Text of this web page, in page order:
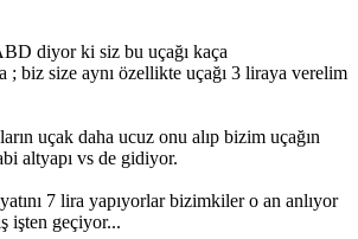
diyor ki siz bu uçağı kaça
; biz size aynı özellikte uçağı 3 liraya verelim
uçak daha ucuz onu alıp bizim uçağın
altyapı vs de gidiyor.
7 lira yapıyorlar bizimkiler o an anlıyor
işten geçiyor...